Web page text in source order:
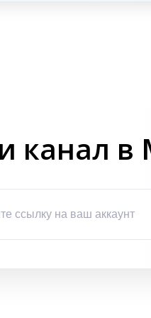
канал в